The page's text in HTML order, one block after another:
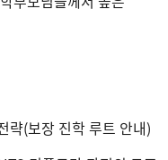
략(보장 진학 루트 안내)